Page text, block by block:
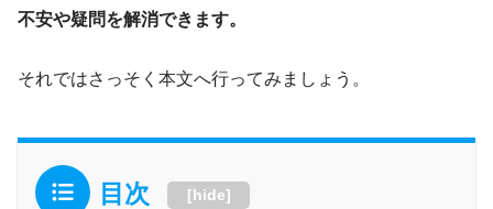
不安や疑問を解消できます。
それではさっそく本文へ行ってみましょう。
目次 [hide]